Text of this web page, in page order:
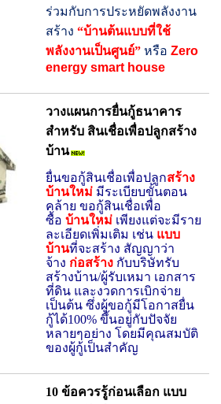
ร่วมกับการประหยัดพลังงาน
สร้าง “บ้านต้นแบบที่ใช้
พลังงานเป็นศูนย์” หรือ Zero
energy smart house
วางแผนการยื่นกู้ธนาคาร
สำหรับ สินเชื่อเพื่อปลูกสร้าง
บ้าน
ยื่นขอกู้สินเชื่อเพื่อปลูกสร้าง
บ้านใหม่ มีระเบียบขั้นตอน
คล้าย ขอกู้สินเชื่อเพื่อ
ซื้อ บ้านใหม่ เพียงแต่จะมีราย
ละเอียดเพิ่มเติม เช่น แบบ
บ้านที่จะสร้าง สัญญาว่า
จ้าง ก่อสร้าง กับบริษัทรับ
สร้างบ้าน/ผู้รับเหมา เอกสาร
ที่ดิน และงวดการเบิกจ่าย
เป็นต้น ซึ่งผู้ขอกู้มีโอกาสยื่น
กู้ได้100% ขึ้นอยู่กับปัจจัย
หลายๆอย่าง โดยมีคุณสมบัติ
ของผู้กู้เป็นสำคัญ
10 ข้อควรรู้ก่อนเลือก แบบ